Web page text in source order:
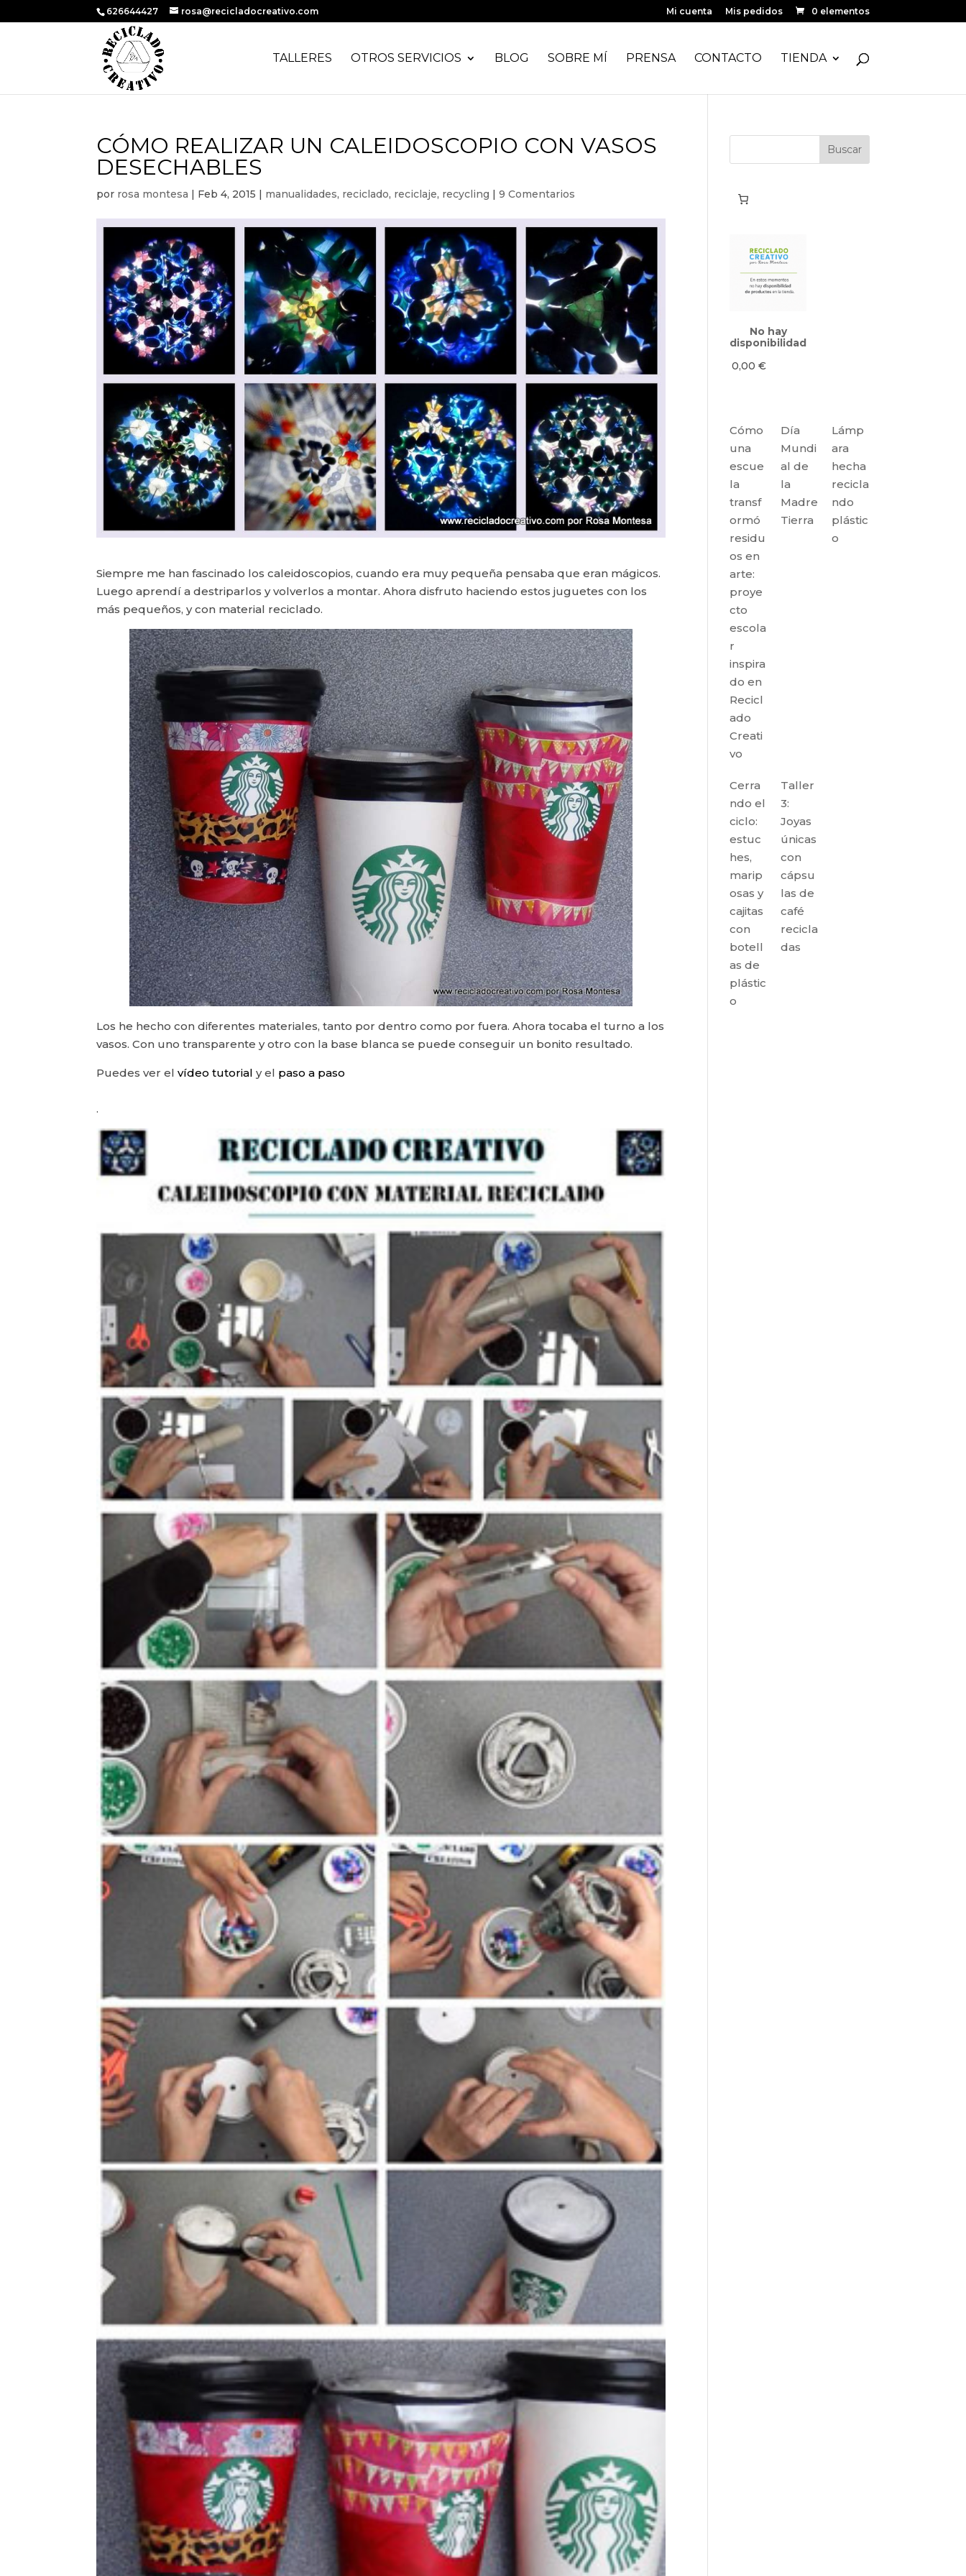
626644427 rosa@recicladocreativo.com Mi cuenta Mis pedidos 0 elementos
TALLERES OTROS SERVICIOS BLOG SOBRE MÍ PRENSA CONTACTO TIENDA
CÓMO REALIZAR UN CALEIDOSCOPIO CON VASOS
DESECHABLES
por rosa montesa | Feb 4, 2015 | manualidades, reciclado, reciclaje, recycling |9 Comentarios
Siempre me han fascinado los caleidoscopios, cuando era muy pequeña pensaba que eran mágicos.
Luego aprendí a destriparlos y volverlos a montar. Ahora disfruto haciendo estos juguetes con los
más pequeños, y con material reciclado.
Los he hecho con diferentes materiales, tanto por dentro como por fuera. Ahora tocaba el turno a los
vasos. Con uno transparente y otro con la base blanca se puede conseguir un bonito resultado.
Puedes ver elvídeo tutorial y el paso a paso
.
No hay
disponibilidad
0,00€
Cómo
una
escue
la
transf
ormó
residu
os en
arte:
proye
cto
escola
r
inspira
do en
Recicl
ado
Creati
vo
Día
Mundi
al de
la
Madre
Tierra
Lámp
ara
hecha
recicla
ndo
plástic
o
Cerra
ndo el
ciclo:
estuc
hes,
marip
osas y
cajitas
con
botell
as de
plástic
o
Taller
3:
Joyas
únicas
con
cápsu
las de
café
recicla
das